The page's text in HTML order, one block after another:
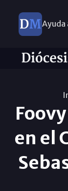
Ayuda
en el